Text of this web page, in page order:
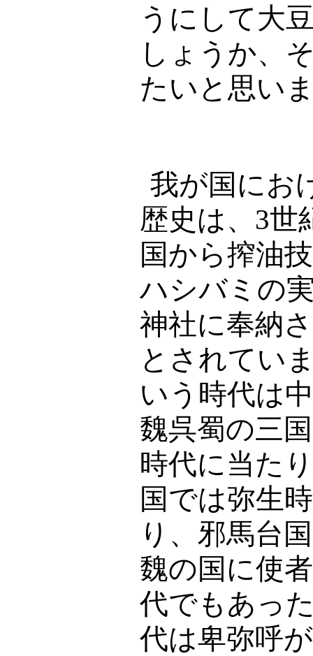
うにして大
しょうか、
たいと思い
我が国にお
歴史は、 3世
国から搾油
ハシバミの
神社に奉納
とされてい
いう時代は
魏呉蜀の三
時代に当た
国では弥生
り、邪馬台
魏の国に使
代でもあっ
代は卑弥呼